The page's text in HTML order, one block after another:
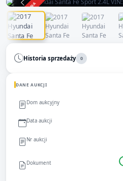
ZAKOŃCZONA
Historia sprzedaży 0
DANE AUKCJI
Dom aukcyjny
Data aukcji
Nr aukcji
Dokument